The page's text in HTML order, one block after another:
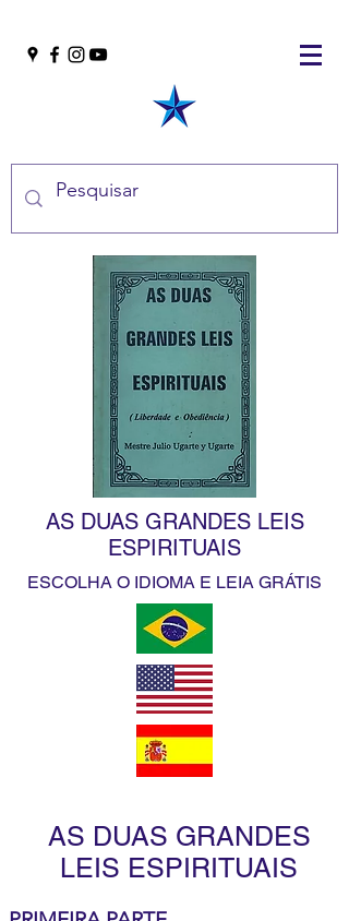
AS DUAS GRANDES LEIS
ESPIRITUAIS
ESCOLHA O IDIOMA E LEIA GRÁTIS
AS DUAS GRANDES
LEIS ESPIRITUAIS